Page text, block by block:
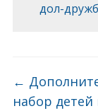
дол-
←
набор детей